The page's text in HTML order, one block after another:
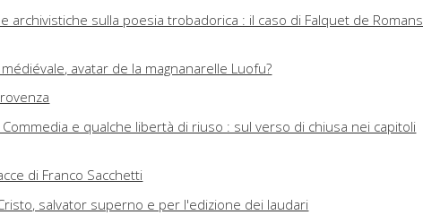
archivistiche sulla poesia trobadorica : il caso di Falquet de Romans
avatar de la magnanarelle Luofu?
e qualche libertà di riuso : sul verso di chiusa nei capitoli
di Franco Sacchetti
salvator superno e per l'edizione dei laudari